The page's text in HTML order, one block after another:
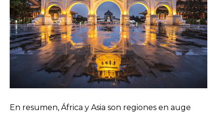
En resumen, África y Asia son regiones en auge